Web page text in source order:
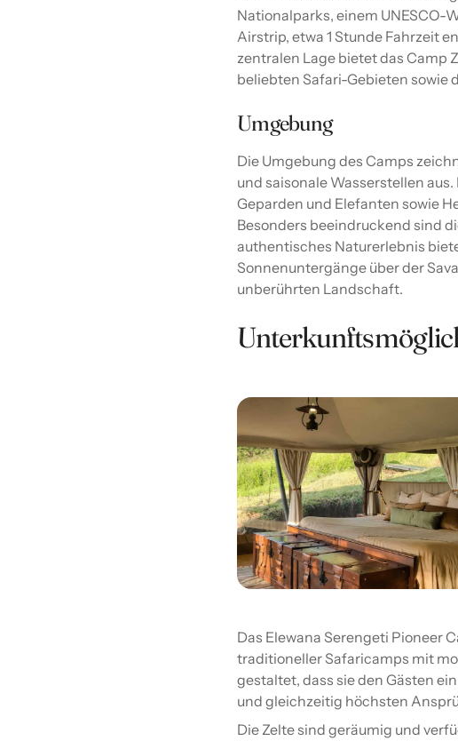
Nationalparks, einem UNESCO-
Airstrip, etwa 1 Stunde Fahrzeit
zentralen Lage bietet das Camp
beliebten Safari-Gebieten sowie
Umgebung
Die Umgebung des Camps
und saisonale Wasserstellen
Geparden und Elefanten sowie
Besonders beeindruckend sind
authentisches Naturerlebnis
Sonnenuntergänge über der
unberührten Landschaft.
Das Elewana Serengeti Pioneer
traditioneller Safaricamps mit
gestaltet, dass sie den Gästen
und gleichzeitig höchsten
Die Zelte sind geräumig und